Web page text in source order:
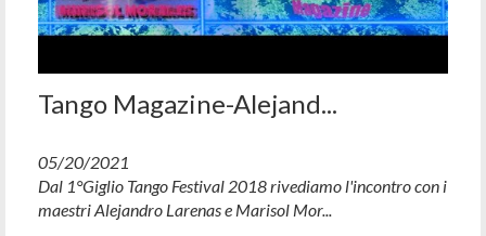
Tango Magazine-Alejand...
05/20/2021
Dal 1°Giglio Tango Festival 2018 rivediamo l'incontro con i
maestri Alejandro Larenas e Marisol Mor...